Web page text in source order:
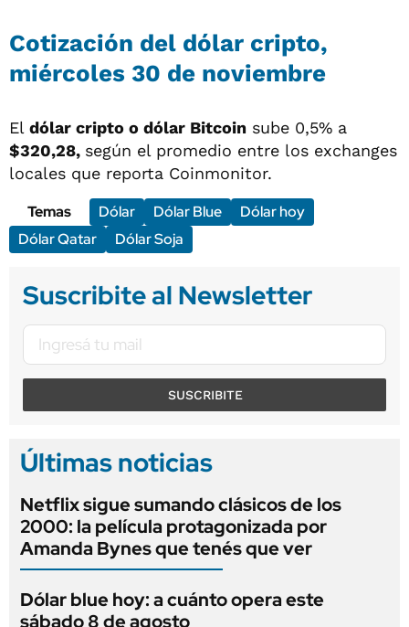
Cotización del dólar cripto,
miércoles 30 de noviembre
El dólar cripto o dólar Bitcoin sube 0,5% a
$320,28, según el promedio entre los exchanges
locales que reporta Coinmonitor.
Temas
Dólar Dólar Blue
Dólar hoy
Dólar Qatar
Dólar Soja
Suscribite al Newsletter
SUSCRIBITE
Últimas noticias
Netflix sigue sumando clásicos de los
2000: la película protagonizada por
Amanda Bynes que tenés que ver
Dólar blue hoy: a cuánto opera este
sábado 8 de agosto